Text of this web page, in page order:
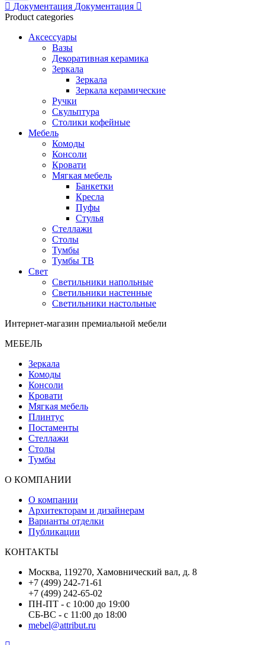
Документация Документация
Product categories
Аксессуары
Вазы
Декоративная керамика
Зеркала
Зеркала
Зеркала керамические
Ручки
Скульптура
Столики кофейные
Мебель
Комоды
Консоли
Кровати
Мягкая мебель
Банкетки
Кресла
Пуфы
Стулья
Стеллажи
Столы
Тумбы
Тумбы ТВ
Свет
Светильники напольные
Светильники настенные
Светильники настольные
Интернет-магазин премиальной мебели
МЕБЕЛЬ
Зеркала
Комоды
Консоли
Кровати
Мягкая мебель
Плинтус
Постаменты
Стеллажи
Столы
Тумбы
О КОМПАНИИ
О компании
Архитекторам и дизайнерам
Варианты отделки
Публикации
КОНТАКТЫ
Москва, 119270, Хамовнический вал, д. 8
+7 (499) 242-71-61
+7 (499) 242-65-02
ПН-ПТ - с 10:00 до 19:00
СБ-ВС - с 11:00 до 18:00
mebel@attribut.ru